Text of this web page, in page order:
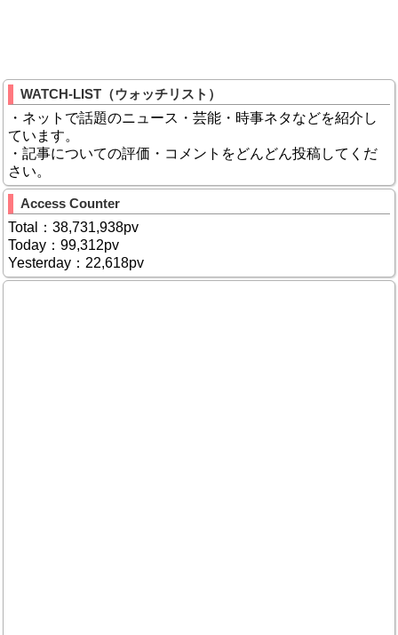
WATCH-LIST（ウォッチリスト）
・ネットで話題のニュース・芸能・時事ネタなどを紹介し
ています。
・記事についての評価・コメントをどんどん投稿してくだ
さい。
Access Counter
Total：38,731,938pv
Today：99,312pv
Yesterday：22,618pv